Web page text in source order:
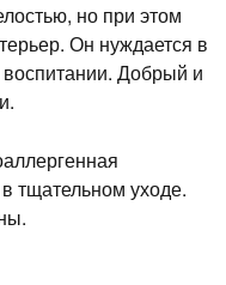
но при этом
Он нуждается в
Добрый и
тщательном уходе.